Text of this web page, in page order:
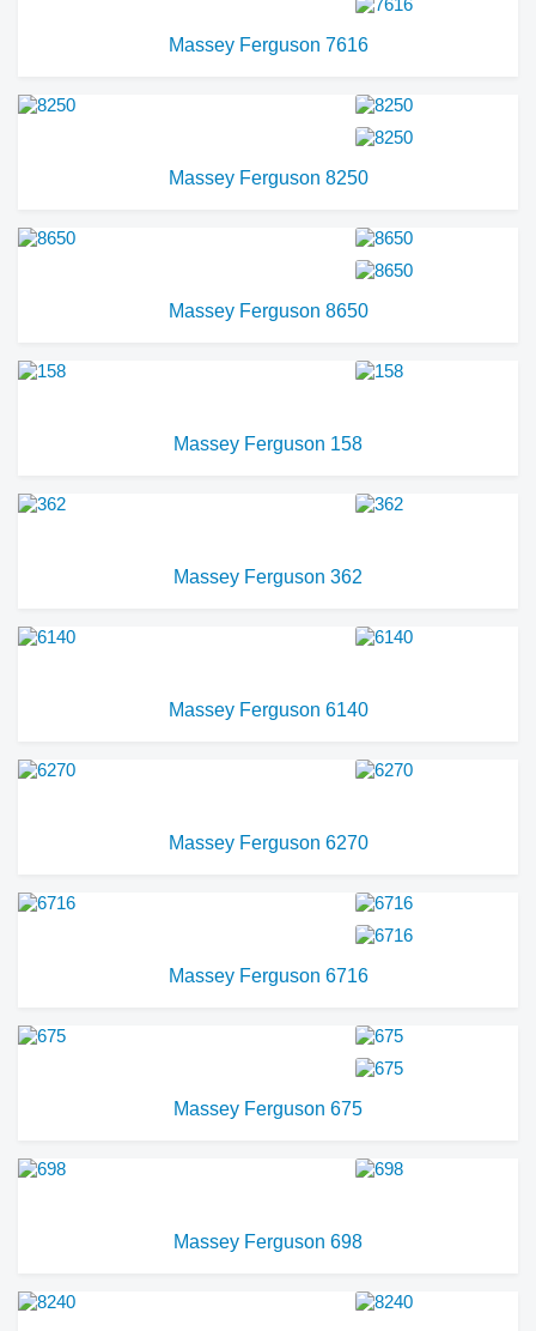
Massey Ferguson 7616
Massey Ferguson 8250
Massey Ferguson 8650
Massey Ferguson 158
Massey Ferguson 362
Massey Ferguson 6140
Massey Ferguson 6270
Massey Ferguson 6716
Massey Ferguson 675
Massey Ferguson 698